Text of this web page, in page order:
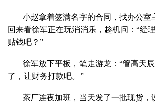
小赵拿着签满名字的合同，找办公室
回来看徐军正在玩消消乐，趁机问：“经
贴钱吧？”
徐军放下平板，笔走游龙：“管高天
了，让财务打款吧。”
茶厂连夜加班，当天发了一批现货，